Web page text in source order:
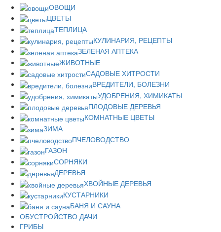
ОВОЩИ
ЦВЕТЫ
ТЕПЛИЦА
КУЛИНАРИЯ, РЕЦЕПТЫ
ЗЕЛЕНАЯ АПТЕКА
ЖИВОТНЫЕ
САДОВЫЕ ХИТРОСТИ
ВРЕДИТЕЛИ, БОЛЕЗНИ
УДОБРЕНИЯ, ХИМИКАТЫ
ПЛОДОВЫЕ ДЕРЕВЬЯ
КОМНАТНЫЕ ЦВЕТЫ
ЗИМА
ПЧЕЛОВОДСТВО
ГАЗОН
СОРНЯКИ
ДЕРЕВЬЯ
ХВОЙНЫЕ ДЕРЕВЬЯ
КУСТАРНИКИ
БАНЯ И САУНА
ОБУСТРОЙСТВО ДАЧИ
ГРИБЫ